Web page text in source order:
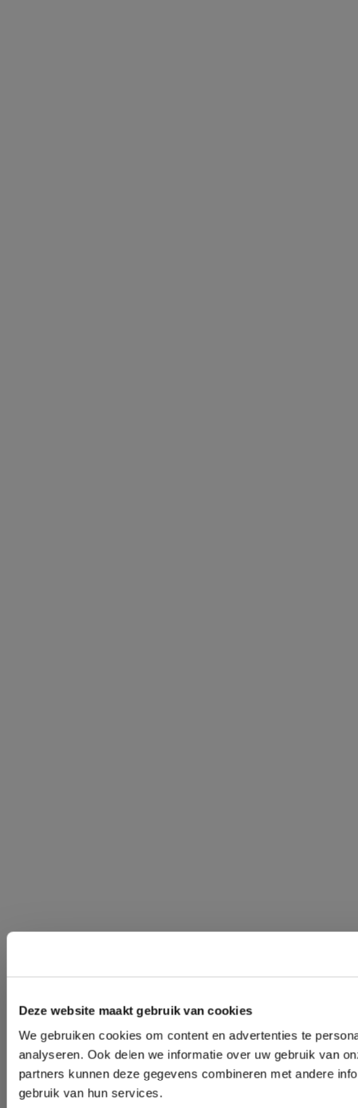
Deze website maakt gebruik van cookies
We gebruiken cookies om content en advertenties te
analyseren. Ook delen we informatie over uw gebruik van
partners kunnen deze gegevens combineren met andere
gebruik van hun services.